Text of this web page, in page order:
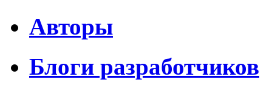
Авторы
Блоги разработчиков